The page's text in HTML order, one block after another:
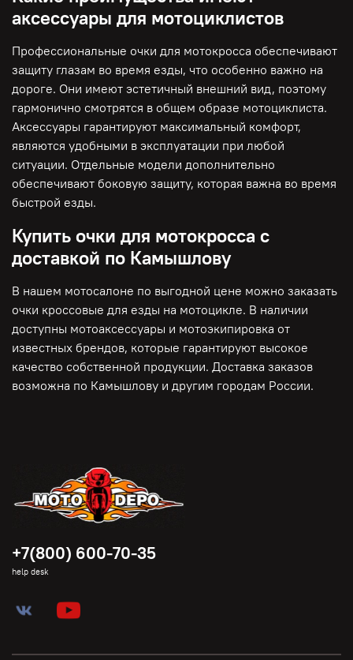
аксессуары для мотоциклистов
Профессиональные очки для мотокросса обеспечивают
защиту глазам во время езды, что особенно важно на
дороге. Они имеют эстетичный внешний вид, поэтому
гармонично смотрятся в общем образе мотоциклиста.
Аксессуары гарантируют максимальный комфорт,
являются удобными в эксплуатации при любой
ситуации. Отдельные модели дополнительно
обеспечивают боковую защиту, которая важна во время
быстрой езды.
Купить очки для мотокросса с
доставкой по Камышлову
В нашем мотосалоне по выгодной цене можно заказать
очки кроссовые для езды на мотоцикле. В наличии
доступны мотоаксессуары и мотоэкипировка от
известных брендов, которые гарантируют высокое
качество собственной продукции. Доставка заказов
возможна по Камышлову и другим городам России.
+7(800) 600-70-35
help desk